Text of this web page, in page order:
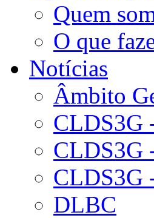
Quem
O que
Notícias
Âmbito
CLDS3G
CLDS3G
CLDS3G
DLBC